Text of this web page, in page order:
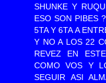
SHUNKE Y
ESO SON PIBES
5TA Y 6TA A
Y NO A LOS 22
REVEZ EN
COMO VOS Y
SEGUIR ASI